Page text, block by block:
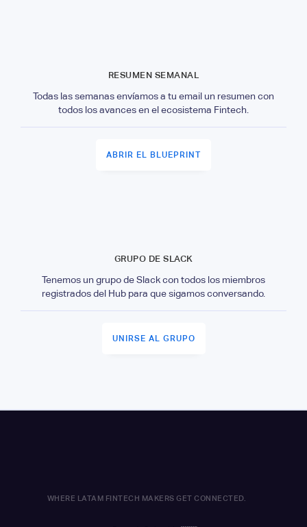
RESUMEN SEMANAL
Todas las semanas envíamos a tu email un resumen con
todos los avances en el ecosistema Fintech.
ABRIR EL BLUEPRINT
GRUPO DE SLACK
Tenemos un grupo de Slack con todos los miembros
registrados del Hub para que sigamos conversando.
UNIRSE AL GRUPO
WHERE LATAM FINTECH MAKERS GET CONNECTED.